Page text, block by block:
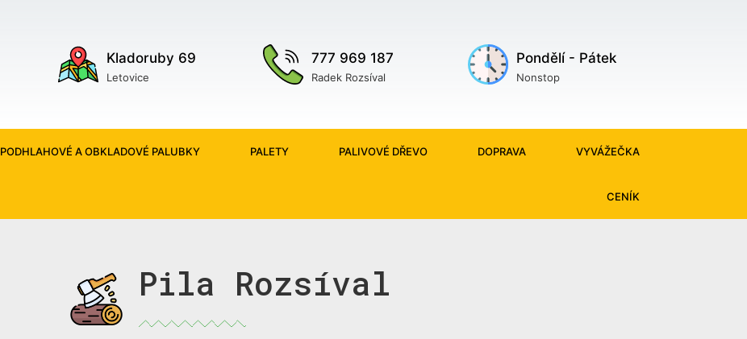
Kladoruby 69
Letovice
777 969 187
Radek Rozsíval
Pondělí - Pátek
Nonstop
PODHLAHOVÉ A OBKLADOVÉ PALUBKY PALETY PALIVOVÉ DŘEVO DOPRAVA VYVÁŽEČKA
CENÍK
Pila Rozsíval